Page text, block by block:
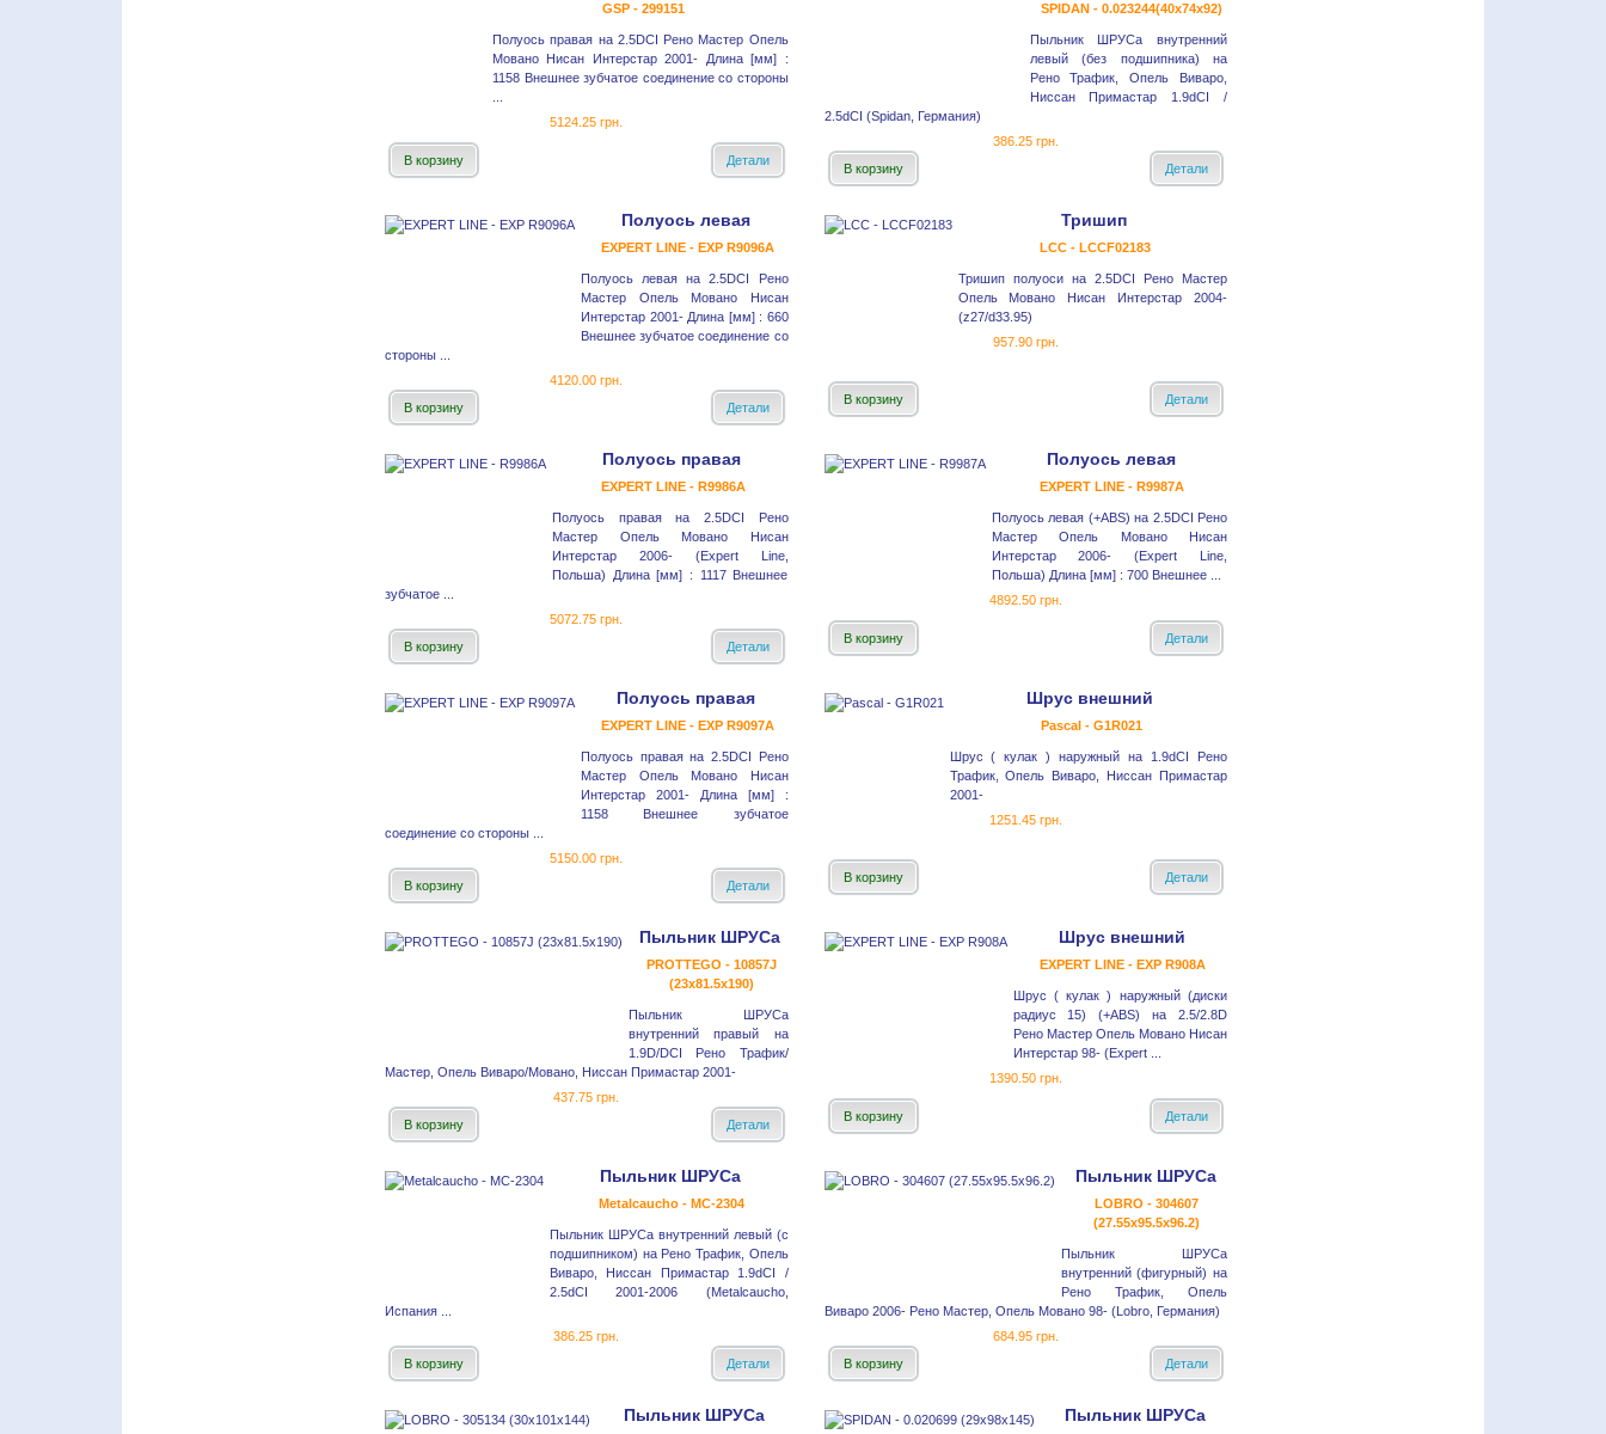
GSP - 299151
Полуось правая на 2.5DCI Рено Мастер Опель
Мовано Нисан Интерстар 2001- Длина [мм] :
1158 Внешнее зубчатое соединение со стороны
5124.25 грн.
В корзину Детали
SPIDAN - 0.023244(40x74x92)
Пыльник ШРУСа внутренний
левый (без подшипника) на
Рено Трафик, Опель Виваро,
Ниссан Примастар 1.9dCI /
2.5dCI (Spidan, Германия)
386.25 грн.
В корзину
Детали
Полуось левая
EXPERT LINE - EXP R9096A
Полуось левая на 2.5DCI Рено
Мастер Опель Мовано Нисан
Интерстар 2001- Длина [мм] : 660
Внешнее зубчатое соединение со
стороны ...
4120.00 грн.
В корзину
Детали
Тришип
LCC - LCCF02183
Тришип полуоси на 2.5DCI Рено Мастер
Опель Мовано Нисан Интерстар 2004-
(z27/d33.95)
957.90 грн.
В корзину Детали
Полуось правая
EXPERT LINE - R9986A
Полуось правая на 2.5DCI Рено
Мастер Опель Мовано Нисан
Интерстар 2006- (Expert Line,
Польша) Длина [мм] : 1117 Внешнее
зубчатое ...
5072.75 грн.
В корзину
Детали
Полуось левая
EXPERT LINE - R9987A
Полуось левая (+ABS) на 2.5DCI Рено
Мастер Опель Мовано Нисан
Интерстар 2006- (Expert Line,
Польша) Длина [мм] : 700 Внешнее ...
4892.50 грн.
В корзину Детали
Полуось правая
EXPERT LINE - EXP R9097A
Полуось правая на 2.5DCI Рено
Мастер Опель Мовано Нисан
Интерстар 2001- Длина [мм] :
1158 Внешнее зубчатое
соединение со стороны ...
5150.00 грн.
В корзину
Детали
Шрус внешний
Pascal - G1R021
Шрус ( кулак ) наружный на 1.9dCI Рено
Трафик, Опель Виваро, Ниссан Примастар
2001-
1251.45 грн.
В корзину Детали
Пыльник ШРУСа
PROTTEGO - 10857J
(23x81.5x190)
Пыльник ШРУСа
внутренний правый на
1.9D/DCI Рено Трафик/
Мастер, Опель Виваро/Мовано, Ниссан Примастар 2001-
437.75 грн.
В корзину
Детали
Шрус внешний
EXPERT LINE - EXP R908A
Шрус ( кулак ) наружный (диски
радиус 15) (+ABS) на 2.5/2.8D
Рено Мастер Опель Мовано Нисан
Интерстар 98- (Expert ...
1390.50 грн.
В корзину Детали
Пыльник ШРУСа
Metalcaucho - MC-2304
Пыльник ШРУСа внутренний левый (с
подшипником) на Рено Трафик, Опель
Виваро, Ниссан Примастар 1.9dCI /
2.5dCI 2001-2006 (Metalcaucho,
Испания ...
386.25 грн.
В корзину
Детали
Пыльник ШРУСа
LOBRO - 304607
(27.55x95.5x96.2)
Пыльник ШРУСа
внутренний (фигурный) на
Рено Трафик, Опель
Виваро 2006- Рено Мастер, Опель Мовано 98- (Lobro, Германия)
684.95 грн.
В корзину
Детали
Пыльник ШРУСа Пыльник ШРУСа